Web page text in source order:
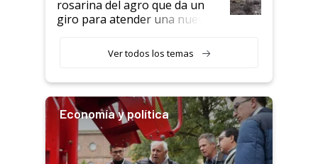
rosarina del agro que da un
giro para atender una nueva
Ver todos los temas
Economía y política